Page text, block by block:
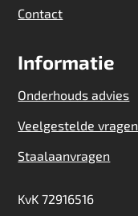
Contact
Informatie
Onderhouds advies
Veelgestelde vragen
Staalaanvragen
KvK 72916516